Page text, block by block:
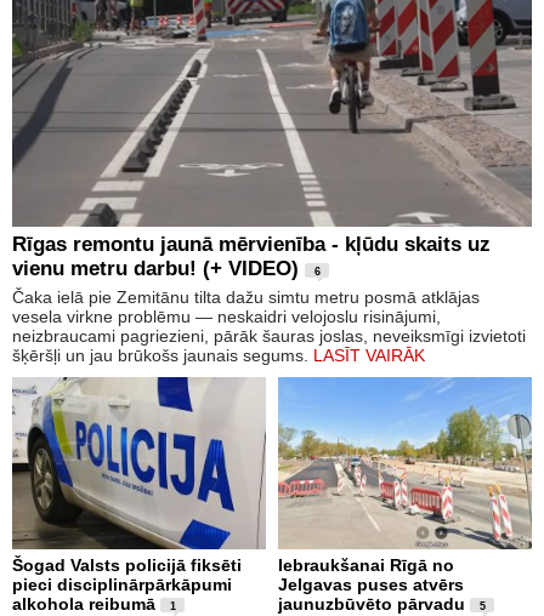
Rīgas remontu jaunā mērvienība - kļūdu skaits uz
vienu metru darbu! (+ VIDEO)
6
Čaka ielā pie Zemitānu tilta dažu simtu metru posmā atklājas
vesela virkne problēmu — neskaidri velojoslu risinājumi,
neizbraucami pagriezieni, pārāk šauras joslas, neveiksmīgi izvietoti
šķēršļi un jau brūkošs jaunais segums. LASĪT VAIRĀK
Šogad Valsts policijā fiksēti
pieci disciplinārpārkāpumi
alkohola reibumā
1
Iebraukšanai Rīgā no
Jelgavas puses atvērs
jaunuzbūvēto pārvadu
5